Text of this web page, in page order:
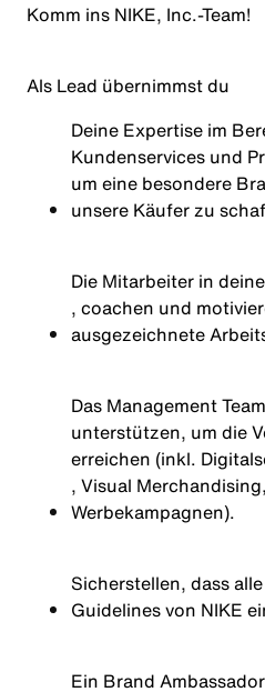
Komm ins NIKE, Inc.‑Team!
Als Lead übernimmst du
Deine Expertise im
Kundenservices und
um eine besondere
unsere Käuferzu
Die Mitarbeiter in
, coachen und
ausgezeichnete
Das Management
unterstützen, um die
erreichen (inkl.
, Visual Merchandising,
Werbekampagnen).
Sicherstellen, dass
Guidelinesvon NIKE
Ein Brand